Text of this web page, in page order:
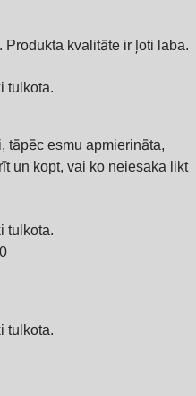
Produkta kvalitāte ir ļoti laba.
tulkota.
tāpēc esmu apmierināta,
un kopt, vai ko neiesaka likt
tulkota.
tulkota.